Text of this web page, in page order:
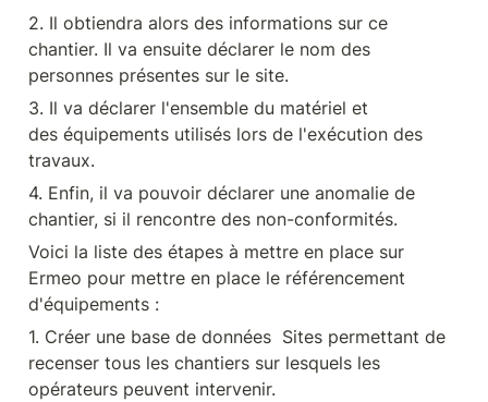
2. Il obtiendra alors des informations sur ce
chantier. Il va ensuite déclarer le nom des
personnes présentes sur le site.
3. Il va déclarer l'ensemble du matériel et
des équipements utilisés lors de l'exécution des
travaux.
4. Enfin, il va pouvoir déclarer une anomalie de
chantier, si il rencontre des non-conformités.
Voici la liste des étapes à mettre en place sur
Ermeo pour mettre en place le référencement
d'équipements :
1. Créer une base de données  Sites permettant de
recenser tous les chantiers sur lesquels les
opérateurs peuvent intervenir.